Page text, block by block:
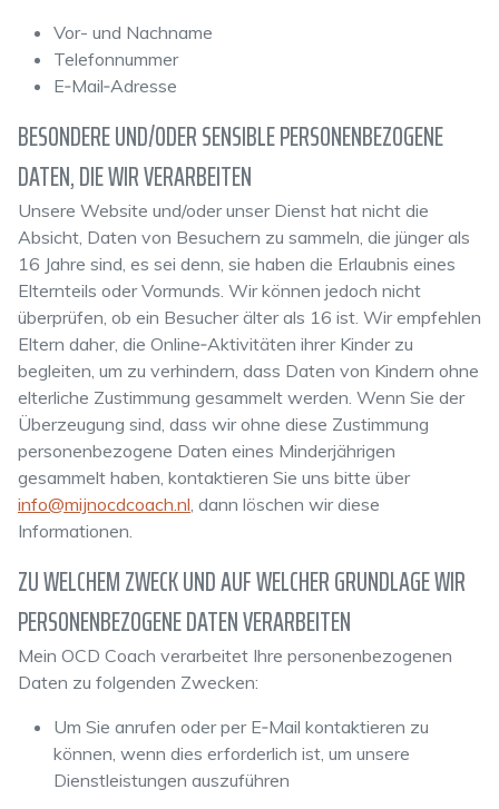
Vor- und Nachname
Telefonnummer
E‑Mail‑Adresse
BESONDERE UND/ODER SENSIBLE PERSONENBEZOGENE
DATEN, DIE WIR VERARBEITEN
Unsere Website und/oder unser Dienst hat nicht die
Absicht, Daten von Besuchern zu sammeln, die jünger als
16 Jahre sind, es sei denn, sie haben die Erlaubnis eines
Elternteils oder Vormunds. Wir können jedoch nicht
überprüfen, ob ein Besucher älter als 16 ist. Wir empfehlen
Eltern daher, die Online‑Aktivitäten ihrer Kinder zu
begleiten, um zu verhindern, dass Daten von Kindern ohne
elterliche Zustimmung gesammelt werden. Wenn Sie der
Überzeugung sind, dass wir ohne diese Zustimmung
personenbezogene Daten eines Minderjährigen
gesammelt haben, kontaktieren Sie uns bitte über
info@mijnocdcoach.nl, dann löschen wir diese
Informationen.
ZU WELCHEM ZWECK UND AUF WELCHER GRUNDLAGE WIR
PERSONENBEZOGENE DATEN VERARBEITEN
Mein OCD Coach verarbeitet Ihre personenbezogenen
Daten zu folgenden Zwecken:
Um Sie anrufen oder per E‑Mail kontaktieren zu
können, wenn dies erforderlich ist, um unsere
Dienstleistungen auszuführen